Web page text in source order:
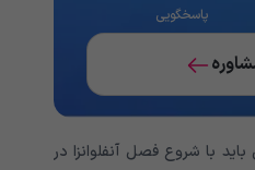
پاسخگویی
با شروع فصل آنفلوانزا در